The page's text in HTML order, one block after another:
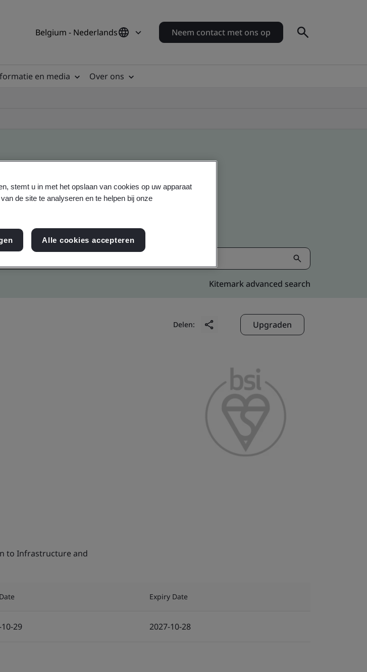
Belgium - Nederlands Neem contact met ons op
en media
Over ons
and Verification
Kitemark advanced search
Delen: Upgraden
to Infrastructure and
Expiry Date
29 2027-10-28
stemt u in met het opslaan van cookies op uw apparaat
de site te analyseren en te helpen bij onze
Alle cookies accepteren